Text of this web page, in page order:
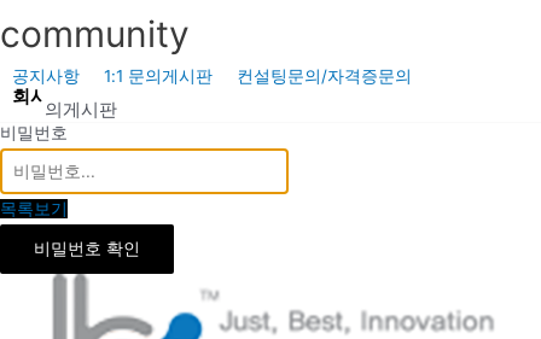
텐
츠
로
건
너
뛰
기
회사소개 충청안전환경연구소
community
공지사항 1:1 문의게시판 컨설팅문의/자격증문의
1:1 문의게시판
비밀번호
목록보기
비밀번호 확인